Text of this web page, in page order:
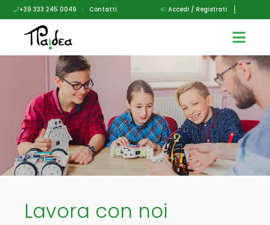
+39 333 245 0049 | Contatti Accedi / Registrati
Lavora con noi